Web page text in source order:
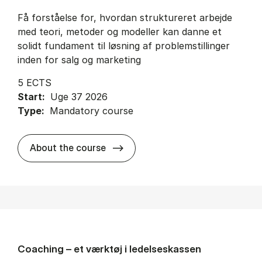
Få forståelse for, hvordan struktureret arbejde
med teori, metoder og modeller kan danne et
solidt fundament til løsning af problemstillinger
inden for salg og marketing
5 ECTS
Start: Uge 37 2026
Type: Mandatory course
About the course about
Coaching – et værktøj i ledelseskassen